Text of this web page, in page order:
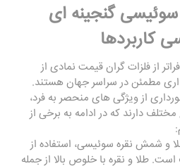
گنجینه ‌ای
کاربردها
از فلزات گران قیمت نمادی از
مطمئن در سراسر جهان هستند.
از ویژگی ‌های منحصر به فرد،
دارند که در ادامه به برخی از
شمش نقره سوئیسی، استفاده از
طلا و نقره با خلوص بالا از جمله